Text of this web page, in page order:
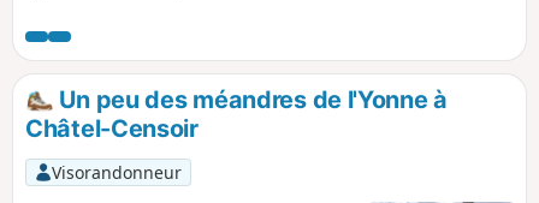
les 2 ponts de Pierre-Perthuis et le site
de la Pierre Percée qui domine la vallée
de la Cure. Au retour, variante le long de
la Cure, puis montée en direction des
vignes avec des vues sur Vézelay.
Un peu des méandres de l'Yonne à
Châtel-Censoir
Visorandonneur